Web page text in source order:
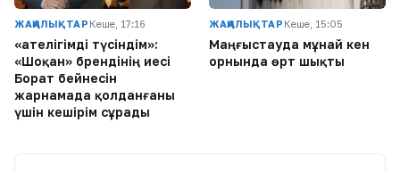
ЖАҢАЛЫҚТАР Кеше, 17:16
«Қателігімді түсіндім»:
«Шоқан» брендінің иесі
Борат бейнесін
жарнамада қолданғаны
үшін кешірім сұрады
ЖАҢАЛЫҚТАР Кеше, 15:05
Маңғыстауда мұнай кен
орнында өрт шықты